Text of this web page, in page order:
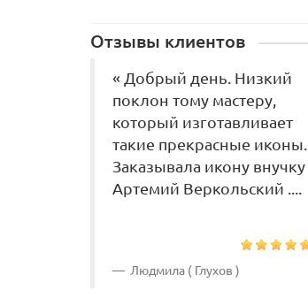
Отзывы клиентов
« Добрый день. Низкий
поклон тому мастеру,
который изготавливает
такие прекрасные иконы.
Заказывала икону внучку
Артемий Веркольский ....
Людмила ( Глухов )